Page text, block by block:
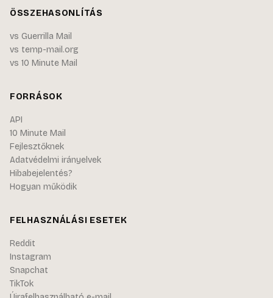
ÖSSZEHASONLÍTÁS
vs Guerrilla Mail
vs temp-mail.org
vs 10 Minute Mail
FORRÁSOK
API
10 Minute Mail
Fejlesztőknek
Adatvédelmi irányelvek
Hibabejelentés?
Hogyan működik
FELHASZNÁLÁSI ESETEK
Reddit
Instagram
Snapchat
TikTok